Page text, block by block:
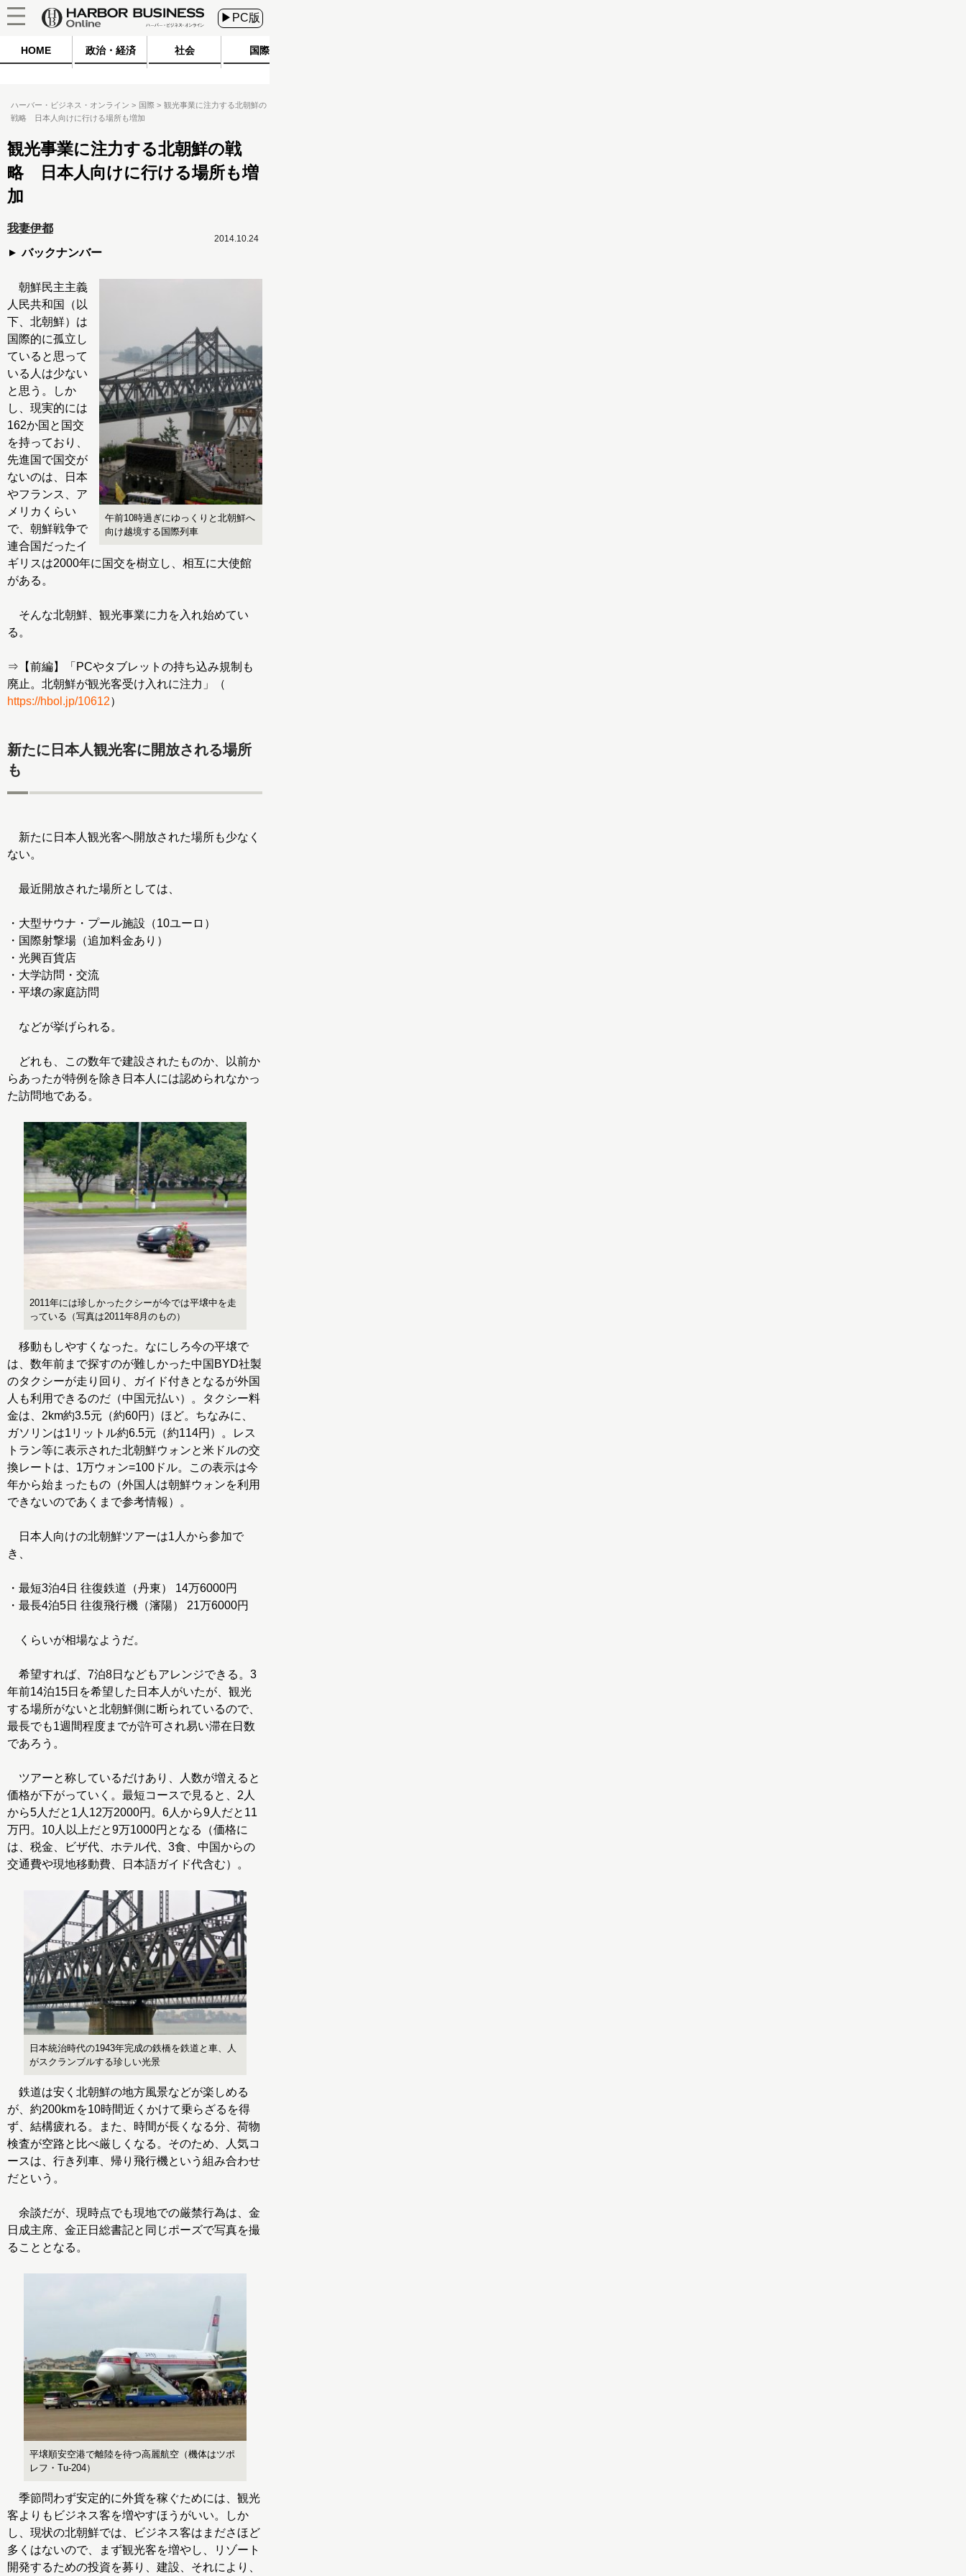
▶PC版
HOME 政治・経済 社会 国際
ハーバー・ビジネス・オンライン 国際
観光事業に注力する北朝鮮の
戦略 日本人向けに行ける場所も増加
観光事業に注力する北朝鮮の戦
略 日本人向けに行ける場所も増
加
我妻伊都
バックナンバー
2014.10.24
午前10時過ぎにゆっくりと北朝鮮へ
向け越境する国際列車
朝鮮民主主義
人民共和国（以
下、北朝鮮）は
国際的に孤立し
ていると思って
いる人は少ない
と思う。しか
し、現実的には
162か国と国交
を持っており、
先進国で国交が
ないのは、日本
やフランス、ア
メリカくらい
で、朝鮮戦争で
連合国だったイ
ギリスは2000年に国交を樹立し、相互に大使館
がある。
そんな北朝鮮、観光事業に力を入れ始めてい
る。
⇒【前編】「PCやタブレットの持ち込み規制も
廃止。北朝鮮が観光客受け入れに注力」（
https://hbol.jp/10612）
新たに日本人観光客に開放される場所
も
新たに日本人観光客へ開放された場所も少なく
ない。
最近開放された場所としては、
・大型サウナ・プール施設（10ユーロ）
・国際射撃場（追加料金あり）
・光興百貨店
・大学訪問・交流
・平壌の家庭訪問
などが挙げられる。
どれも、この数年で建設されたものか、以前か
らあったが特例を除き日本人には認められなかっ
た訪問地である。
2011年には珍しかったクシーが今では平壌中を走
っている（写真は2011年8月のもの）
移動もしやすくなった。なにしろ今の平壌で
は、数年前まで探すのが難しかった中国BYD社製
のタクシーが走り回り、ガイド付きとなるが外国
人も利用できるのだ（中国元払い）。タクシー料
金は、2km約3.5元（約60円）ほど。ちなみに、
ガソリンは1リットル約6.5元（約114円）。レス
トラン等に表示された北朝鮮ウォンと米ドルの交
換レートは、1万ウォン=100ドル。この表示は今
年から始まったもの（外国人は朝鮮ウォンを利用
できないのであくまで参考情報）。
日本人向けの北朝鮮ツアーは1人から参加で
き、
・最短3泊4日 往復鉄道（丹東） 14万6000円
・最長4泊5日 往復飛行機（瀋陽） 21万6000円
くらいが相場なようだ。
希望すれば、7泊8日などもアレンジできる。3
年前14泊15日を希望した日本人がいたが、観光
する場所がないと北朝鮮側に断られているので、
最長でも1週間程度までが許可され易い滞在日数
であろう。
ツアーと称しているだけあり、人数が増えると
価格が下がっていく。最短コースで見ると、2人
から5人だと1人12万2000円。6人から9人だと11
万円。10人以上だと9万1000円となる（価格に
は、税金、ビザ代、ホテル代、3食、中国からの
交通費や現地移動費、日本語ガイド代含む）。
日本統治時代の1943年完成の鉄橋を鉄道と車、人
がスクランブルする珍しい光景
鉄道は安く北朝鮮の地方風景などが楽しめる
が、約200kmを10時間近くかけて乗らざるを得
ず、結構疲れる。また、時間が長くなる分、荷物
検査が空路と比べ厳しくなる。そのため、人気コ
ースは、行き列車、帰り飛行機という組み合わせ
だという。
余談だが、現時点でも現地での厳禁行為は、金
日成主席、金正日総書記と同じポーズで写真を撮
ることとなる。
平壌順安空港で離陸を待つ高麗航空（機体はツポ
レフ・Tu-204）
季節問わず安定的に外貨を稼ぐためには、観光
客よりもビジネス客を増やすほうがいい。しか
し、現状の北朝鮮では、ビジネス客はまださほど
多くはないので、まず観光客を増やし、リゾート
開発するための投資を募り、建設、それにより、